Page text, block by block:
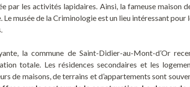
par les activités lapidaires. Ainsi, la fameuse maison
Le musée de la Criminologie est un lieu intéressant
la commune de Saint-Didier-au-Mont-d’Or
totale. Les résidences secondaires et les
de maisons, de terrains et d’appartements sont